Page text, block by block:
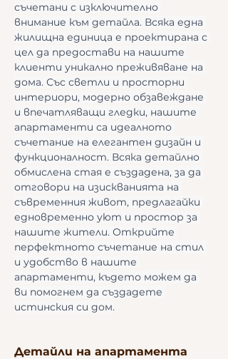
съчетани с изключително
внимание към детайла. Всяка една
жилищна единица е проектирана с
цел да предостави на нашите
клиенти уникално преживяване на
дома. Със светли и просторни
интериори, модерно обзавеждане
и впечатляващи гледки, нашите
апартаменти са идеалното
съчетание на елегантен дизайн и
функционалност. Всяка детайлно
обмислена стая е създадена, за да
отговори на изискванията на
съвременния живот, предлагайки
едновременно уют и простор за
нашите жители. Открийте
перфектното съчетание на стил
и удобство в нашите
апартаменти, където можем да
ви помогнем да създадете
истинския си дом.
Детайли на апартамента